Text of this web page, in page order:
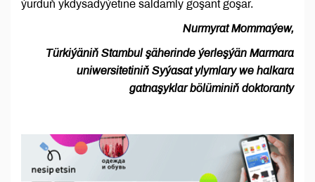
ýurduň ykdysadyýetine saldamly goşant goşar.
Nurmyrat Mommaýew,
Türkiýäniň Stambul şäherinde ýerleşýän Marmara
uniwersitetiniň Syýasat ylymlary we halkara
gatnaşyklar bölüminiň doktoranty